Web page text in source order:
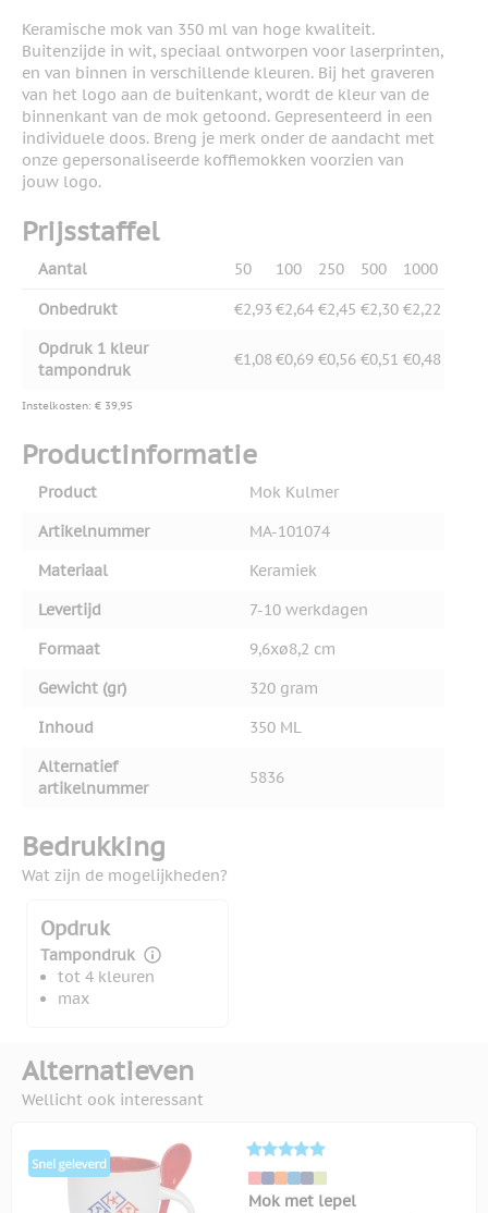
Keramische mok van 350 ml van hoge kwaliteit.
Buitenzijde in wit, speciaal ontworpen voor laserprinten,
en van binnen in verschillende kleuren. Bij het graveren
van het logo aan de buitenkant, wordt de kleur van de
binnenkant van de mok getoond. Gepresenteerd in een
individuele doos. Breng je merk onder de aandacht met
onze gepersonaliseerde koffiemokken voorzien van
jouw logo.
Prijsstaffel
Aantal 50 100 250 500 1000
Onbedrukt €2,93 €2,64 €2,45 €2,30 €2,22
Opdruk 1 kleur
tampondruk
€1,08 €0,69 €0,56 €0,51 €0,48
Instelkosten: € 39,95
Productinformatie
Product
Mok Kulmer
Artikelnummer
MA-101074
Materiaal
Keramiek
Levertijd
7-10 werkdagen
Formaat
9,6xø8,2 cm
Gewicht (gr)
320 gram
Inhoud
350 ML
Alternatief
artikelnummer
5836
Bedrukking
Wat zijn de mogelijkheden?
Opdruk
Tampondruk
tot 4 kleuren
max
Alternatieven
Wellicht ook interessant
Mok met lepel